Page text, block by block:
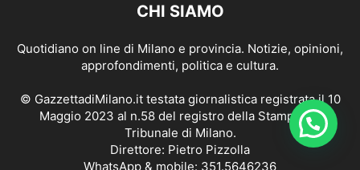
CHI SIAMO
Quotidiano on line di Milano e provincia. Notizie, opinioni,
approfondimenti, politica e cultura.
© GazzettadiMilano.it testata giornalistica registrata il 10
Maggio 2023 al n.58 del registro della Stampa del
Tribunale di Milano.
Direttore: Pietro Pizzolla
WhatsApp & mobile: 351.5646236